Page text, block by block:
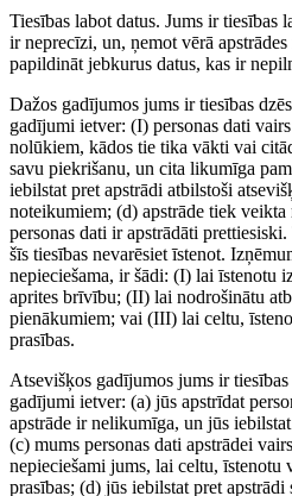
Tiesības labot datus. Jums ir tiesības
ir neprecīzi, un, ņemot vērā
papildināt jebkurus datus, kas ir
Dažos gadījumos jums ir tiesības
gadījumi ietver: (I) personas dati
nolūkiem, kādos tie tika vākti vai
savu piekrišanu, un cita likumīga
iebilstat pret apstrādi atbilstoši
noteikumiem; (d) apstrāde tiek
personas dati ir apstrādāti
šīs tiesības nevarēsiet īstenot.
nepieciešama, ir šādi: (I) lai īstenotu
aprites brīvību; (II) lai nodrošinātu
pienākumiem; vai (III) lai celtu,
prasības.
Atsevišķos gadījumos jums ir
gadījumi ietver: (a) jūs apstrīdat
apstrāde ir nelikumīga, un jūs
(c) mums personas dati apstrādei
nepieciešami jums, lai celtu, īstenotu
prasības; (d) jūs iebilstat pret